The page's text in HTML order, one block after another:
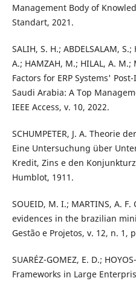
Management Body of
Standart, 2021.
SALIH, S. H.; ABDELSALAM,
A.; HAMZAH, M.; HILAL, A. M.;
Factors for ERP Systems'
Saudi Arabia: A Top
IEEE Access, v. 10, 2022.
SCHUMPETER, J. A. Theorie
Eine Untersuchung über
Kredit, Zins e den
Humblot, 1911.
SOUEID, M. I.; MARTINS, A.
evidences in the brazilian
Gestão e Projetos, v. 12, n. 1,
SUARÉZ-GOMEZ, E. D.;
Frameworks in Large